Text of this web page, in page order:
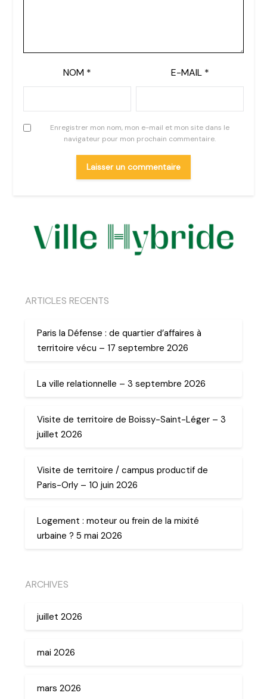
NOM * E-MAIL *
Enregistrer mon nom, mon e-mail et mon site dans le
navigateur pour mon prochain commentaire.
ARTICLES RECENTS
Paris la Défense : de quartier d’affaires à
territoire vécu – 17 septembre 2026
La ville relationnelle – 3 septembre 2026
Visite de territoire de Boissy-Saint-Léger – 3
juillet 2026
Visite de territoire / campus productif de
Paris-Orly – 10 juin 2026
Logement : moteur ou frein de la mixité
urbaine ? 5 mai 2026
ARCHIVES
juillet 2026
mai 2026
mars 2026